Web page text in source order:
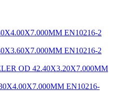
EN10216-2
EN10216-2
OD 42.40X3.20X7.000MM
EN10216-